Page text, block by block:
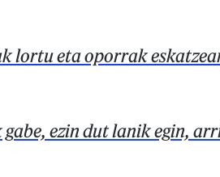
lortu eta oporrak
ezin dut lanik egin,